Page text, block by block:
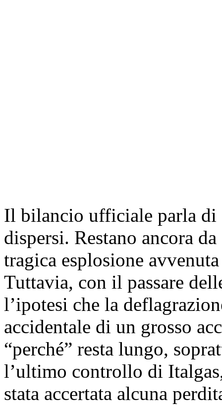
Il bilancio ufficiale parla di
dispersi. Restano ancora
tragica esplosione
Tuttavia, con il passare
l’ipotesi che la
accidentale di un grosso
“perché” resta lungo,
l’ultimo controllo di
stata accertata alcuna